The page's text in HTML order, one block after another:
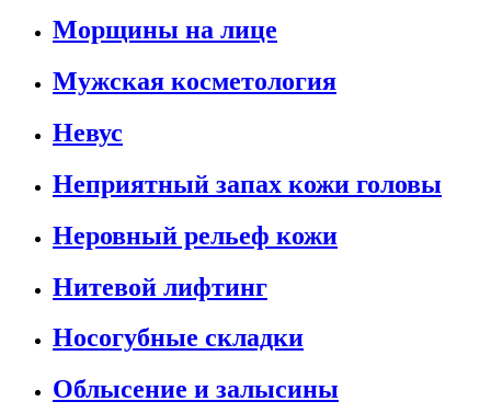
Морщины на лице
Мужская косметология
Невус
Неприятный запах кожи головы
Неровный рельеф кожи
Нитевой лифтинг
Носогубные складки
Облысение и залысины